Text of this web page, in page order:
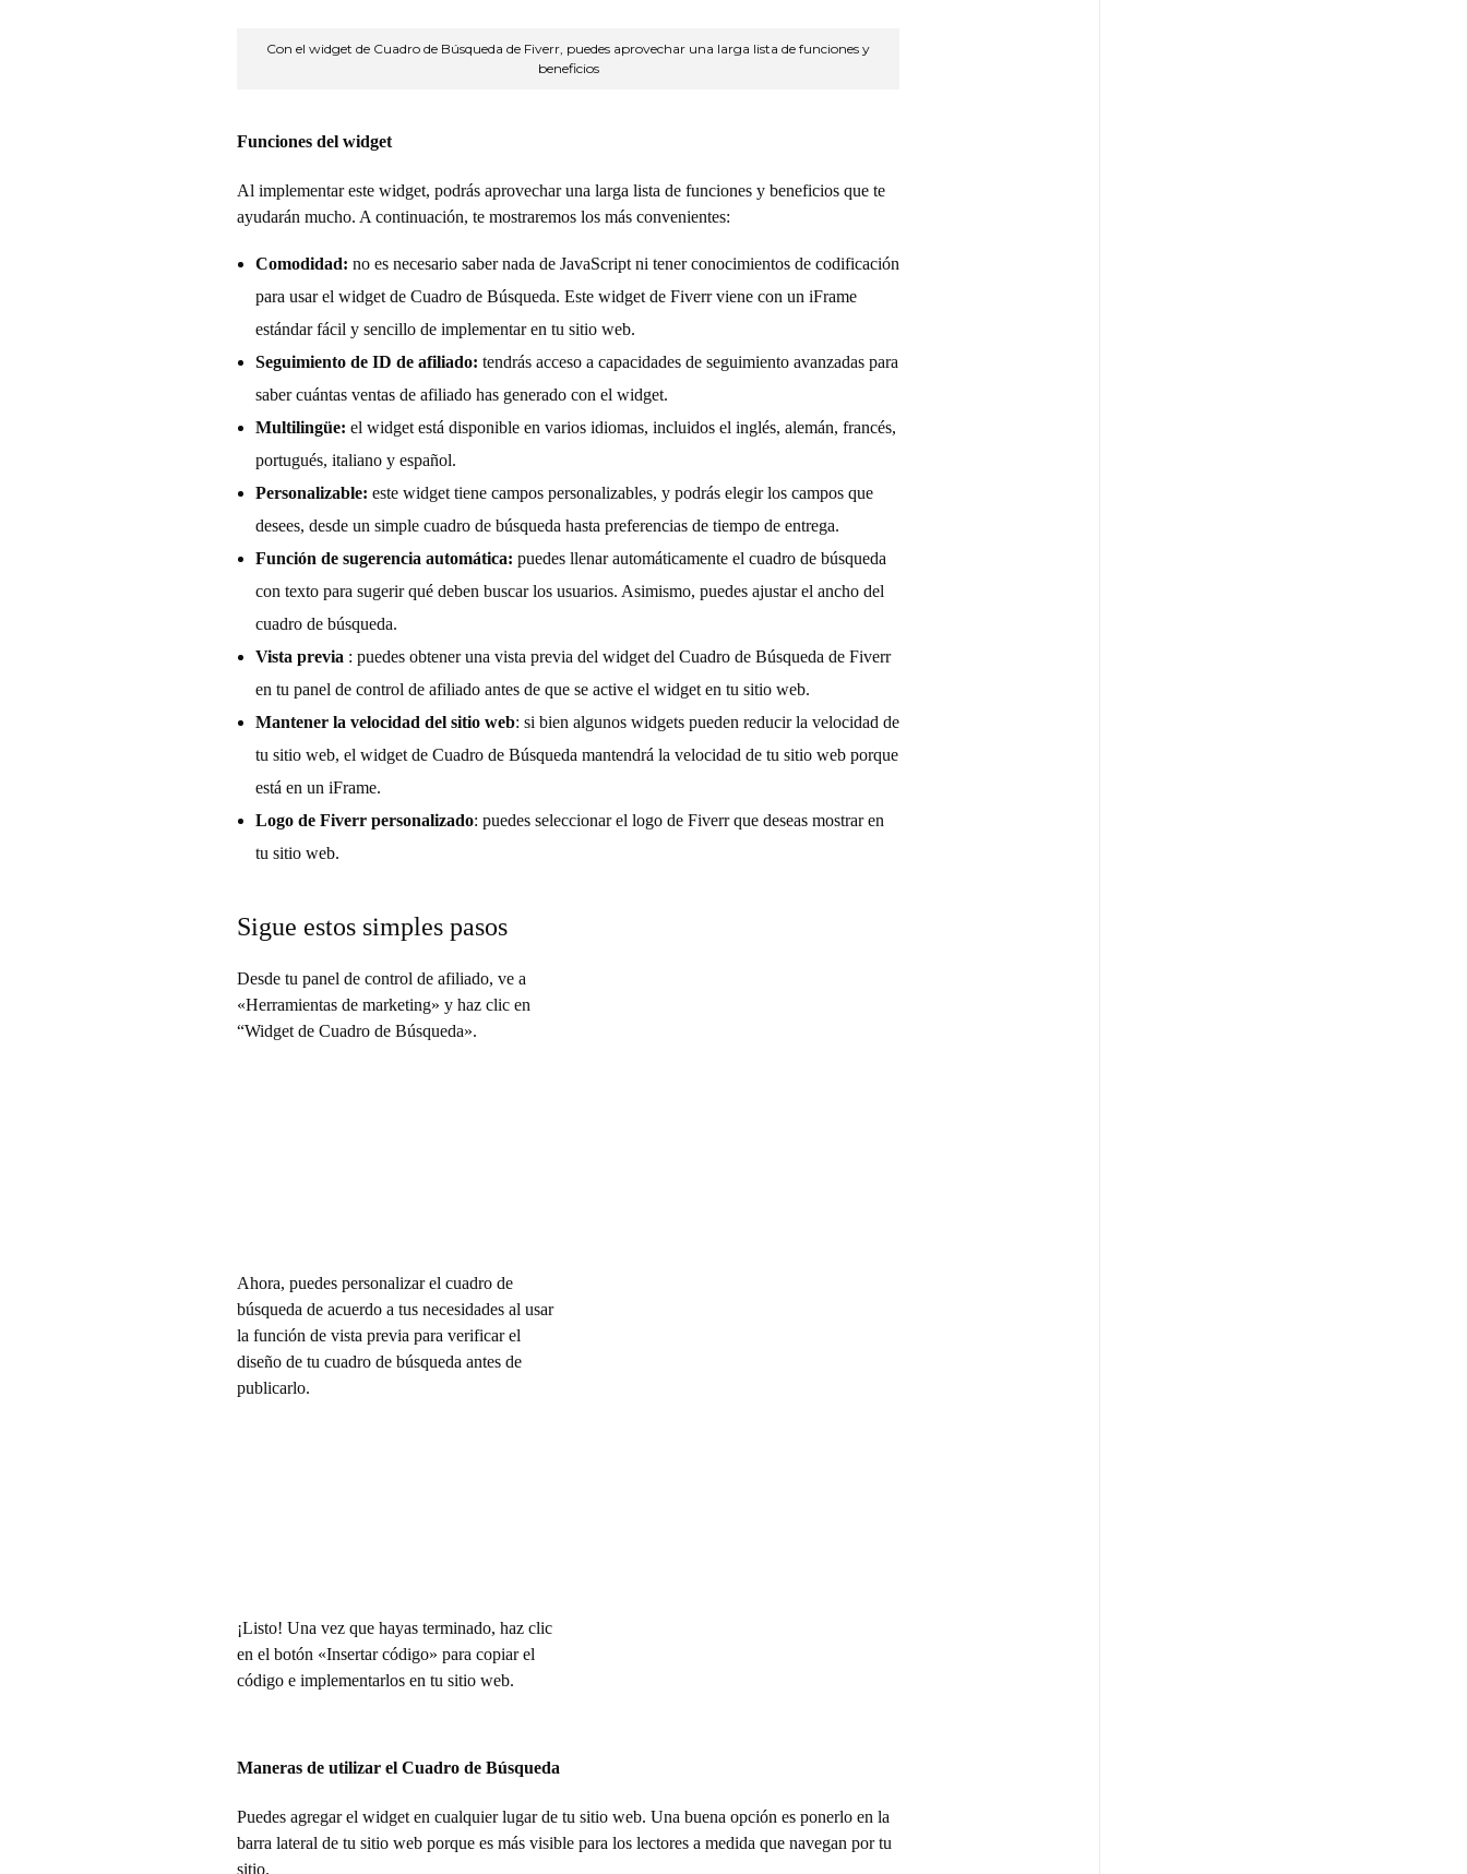
a
d
r
d
e
B
ú
q
u
a
d
e
e
r
r
Con el widget de Cuadro de Búsqueda de Fiverr, puedes aprovechar una larga lista de funciones y
beneficios
Funciones del widget
Al implementar este widget, podrás aprovechar una larga lista de funciones y beneficios que te
ayudarán mucho. A continuación, te mostraremos los más convenientes:
Comodidad: no es necesario saber nada de JavaScript ni tener conocimientos de codificación
para usar el widget de Cuadro de Búsqueda. Este widget de Fiverr viene con un iFrame
estándar fácil y sencillo de implementar en tu sitio web.
Seguimiento de ID de afiliado: tendrás acceso a capacidades de seguimiento avanzadas para
saber cuántas ventas de afiliado has generado con el widget.
Multilingüe: el widget está disponible en varios idiomas, incluidos el inglés, alemán, francés,
portugués, italiano y español.
Personalizable: este widget tiene campos personalizables, y podrás elegir los campos que
desees, desde un simple cuadro de búsqueda hasta preferencias de tiempo de entrega.
Función de sugerencia automática:puedes llenar automáticamente el cuadro de búsqueda
con texto para sugerir qué deben buscar los usuarios. Asimismo, puedes ajustar el ancho del
cuadro de búsqueda.
Vista previa : puedes obtener una vista previa del widget del Cuadro de Búsqueda de Fiverr
en tu panel de control de afiliado antes de que se active el widget en tu sitio web.
Mantener la velocidad del sitio web: si bien algunos widgets pueden reducir la velocidad de
tu sitio web, el widget de Cuadro de Búsqueda mantendrá la velocidad de tu sitio web porque
está en un iFrame.
Logo de Fiverr personalizado: puedes seleccionar el logo de Fiverr que deseas mostrar en
tu sitio web.
Sigue estos simples pasos
Desde tu panel de control de afiliado, ve a
«Herramientas de marketing» y haz clic en
“Widget de Cuadro de Búsqueda».
Ahora, puedes personalizar el cuadro de
búsqueda de acuerdo a tus necesidades al usar
la función de vista previa para verificar el
diseño de tu cuadro de búsqueda antes de
publicarlo.
¡Listo! Una vez que hayas terminado, haz clic
en el botón «Insertar código» para copiar el
código e implementarlos en tu sitio web.
Maneras de utilizar el Cuadro de Búsqueda
Puedes agregar el widget en cualquier lugar de tu sitio web. Una buena opción es ponerlo en la
barra lateral de tu sitio web porque es más visible para los lectores a medida que navegan por tu
sitio.